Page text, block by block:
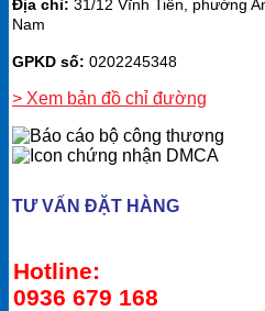
Địa chỉ: 31/12 Vĩnh Tiến, phường
Nam
GPKD số: 0202245348
> Xem bản đồ chỉ đường
TƯ VẤN ĐẶT HÀNG
Hotline:
0936 679 168